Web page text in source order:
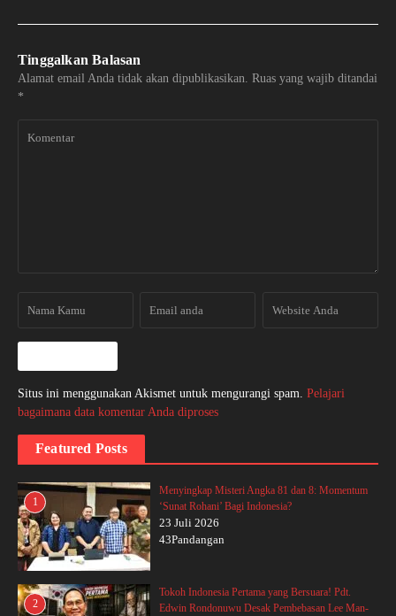
Tinggalkan Balasan
Alamat email Anda tidak akan dipublikasikan. Ruas yang wajib ditandai
*
Situs ini menggunakan Akismet untuk mengurangi spam. Pelajari
bagaimana data komentar Anda diproses
Featured Posts
1
Menyingkap Misteri Angka 81 dan 8: Momentum
‘Sunat Rohani’ Bagi Indonesia?
23 Juli 2026
43Pandangan
2
Tokoh Indonesia Pertama yang Bersuara! Pdt.
Edwin Rondonuwu Desak Pembebasan Lee Man-